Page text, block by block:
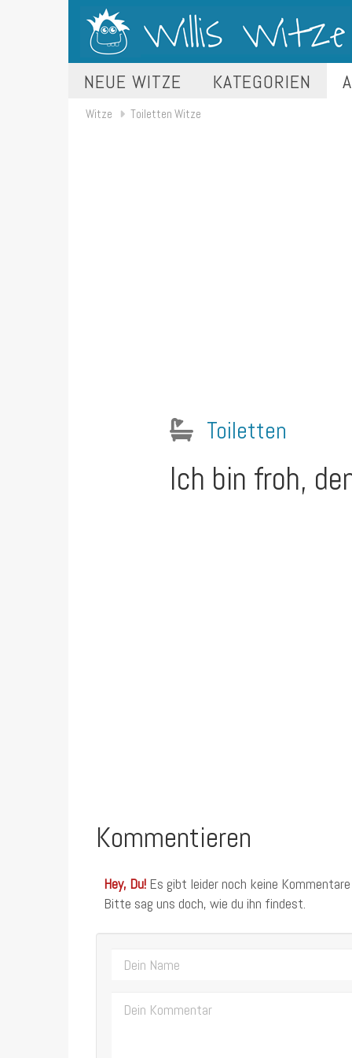
NEUE WITZE KATEGORIEN
Witze Toiletten Witze
Toiletten
Ich bin froh,
Kommentieren
Hey, Du! Es gibt leider noch keine
Bitte sag uns doch, wie du ihn findest.